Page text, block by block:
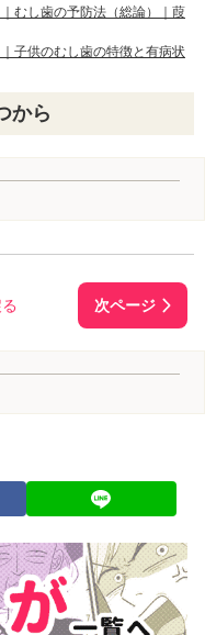
むし歯の予防法（総論）｜葭
子供のむし歯の特徴と有病状
から